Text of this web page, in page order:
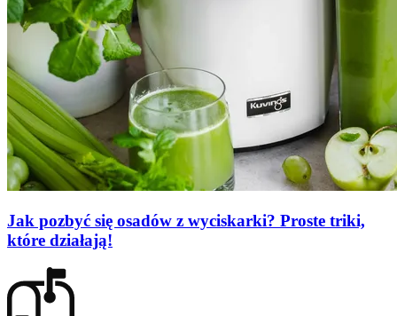
Jak pozbyć się osadów z wyciskarki? Proste triki,
które działają!